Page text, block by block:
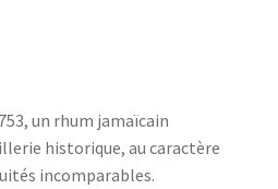
un rhum jamaïcain
historique, au caractère
incomparables.